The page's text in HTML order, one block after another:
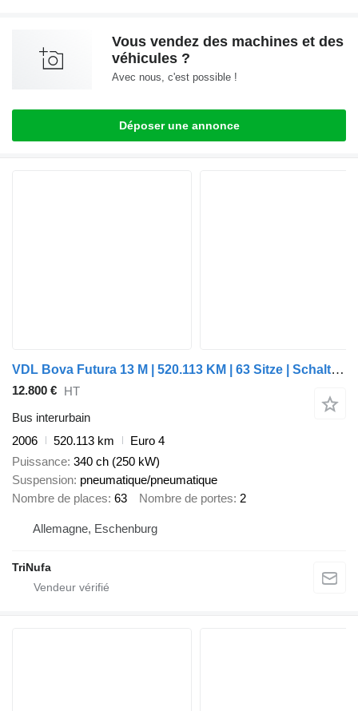
Vous vendez des machines et des
véhicules ?
Avec nous, c'est possible !
Déposer une annonce
VDL Bova Futura 13 M | 520.113 KM | 63 Sitze | Schaltgtr. | Klima |
12.800 € HT
Bus interurbain
2006
520.113 km
Euro 4
Puissance 340 ch (250 kW)
Suspension pneumatique/pneumatique
Nombre de places 63 Nombre de portes 2
Allemagne, Eschenburg
TriNufa